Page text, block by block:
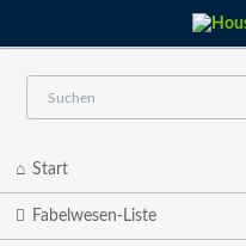
Start
Fabelwesen-Liste